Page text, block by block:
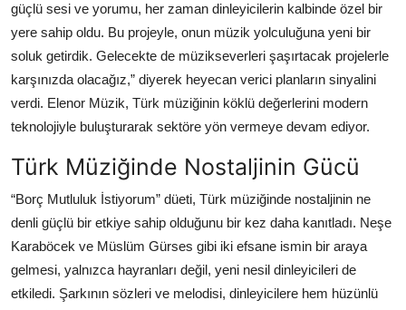
güçlü sesi ve yorumu, her zaman dinleyicilerin kalbinde özel bir
yere sahip oldu. Bu projeyle, onun müzik yolculuğuna yeni bir
soluk getirdik. Gelecekte de müzikseverleri şaşırtacak projelerle
karşınızda olacağız,” diyerek heyecan verici planların sinyalini
verdi. Elenor Müzik, Türk müziğinin köklü değerlerini modern
teknolojiyle buluşturarak sektöre yön vermeye devam ediyor.
Türk Müziğinde Nostaljinin Gücü
“Borç Mutluluk İstiyorum” düeti, Türk müziğinde nostaljinin ne
denli güçlü bir etkiye sahip olduğunu bir kez daha kanıtladı. Neşe
Karaböcek ve Müslüm Gürses gibi iki efsane ismin bir araya
gelmesi, yalnızca hayranları değil, yeni nesil dinleyicileri de
etkiledi. Şarkının sözleri ve melodisi, dinleyicilere hem hüzünlü